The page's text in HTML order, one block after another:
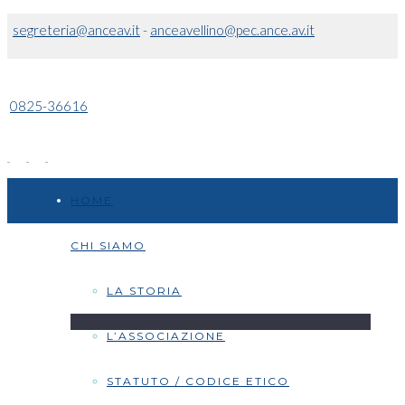
segreteria@anceav.it- anceavellino@pec.ance.av.it
0825-36616
CHI SIAMO
LA STORIA
L’ASSOCIAZIONE
STATUTO / CODICE ETICO